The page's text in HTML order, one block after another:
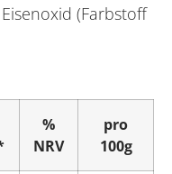
(Farbstoff
%
NRV
pro
100g